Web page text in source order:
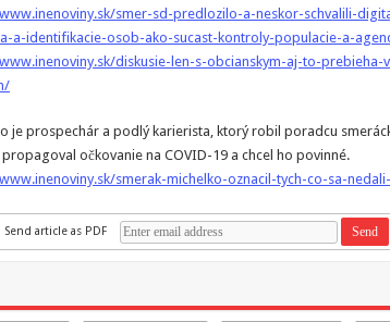
smer-sd-predlozilo-a-neskor-schvalili-
a-identifikacie-osob-ako-sucast-kontroly-populacie-a-
diskusie-len-s-obcianskym-aj-to-
je prospechár a podlý karierista, ktorý robil poradcu
očkovanie na COVID-19 a chcel ho povinné.
smerak-michelko-oznacil-tych-co-sa-
Send article as PDF